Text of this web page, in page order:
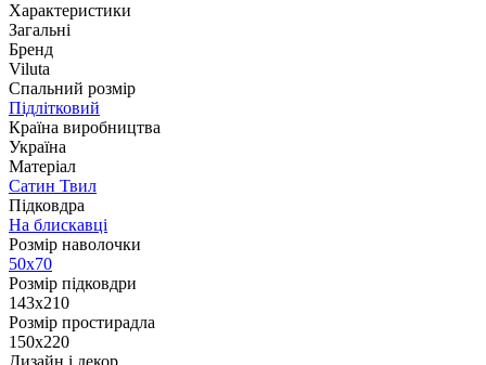
Характеристики
Загальні
Бренд
Viluta
Спальний розмір
Підлітковий
Країна виробництва
Україна
Матеріал
Сатин Твил
Підковдра
На блискавці
Розмір наволочки
50х70
Розмір підковдри
143x210
Розмір простирадла
150х220